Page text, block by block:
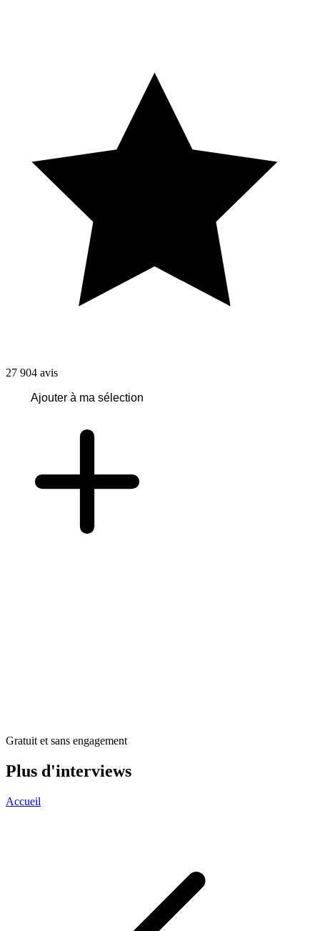
27 904 avis
Ajouter à ma sélection
Gratuit et sans engagement
Plus d'interviews
Accueil